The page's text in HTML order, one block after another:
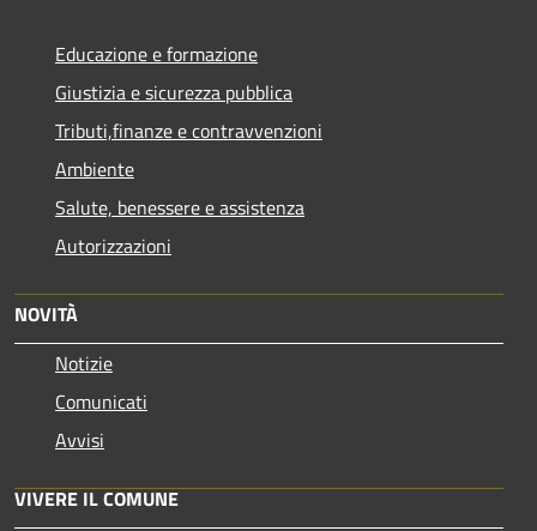
Educazione e formazione
Giustizia e sicurezza pubblica
Tributi,finanze e contravvenzioni
Ambiente
Salute, benessere e assistenza
Autorizzazioni
NOVITÀ
Notizie
Comunicati
Avvisi
VIVERE IL COMUNE